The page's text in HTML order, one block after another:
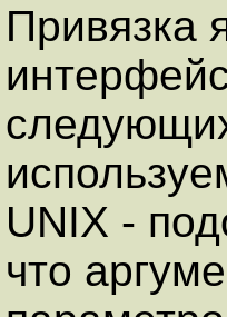
Привязка
UNIX -
что